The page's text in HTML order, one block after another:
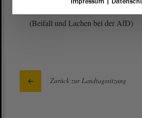
(Beifall und Lachen bei der AfD)
Zurück zur Landtagssitzung